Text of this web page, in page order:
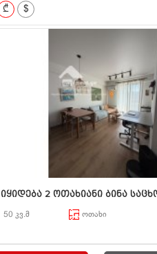
₾ $
იყიდება 2 ოთახიანი ბინა
50 კვ.მ ოთახი